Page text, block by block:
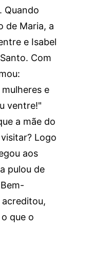
Quando
de Maria, a
e Isabel
Com
e
ventre!"
a mãe do
Logo
aos
pulou de
acreditou,
que o